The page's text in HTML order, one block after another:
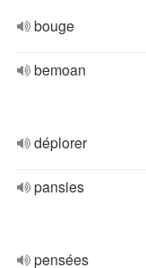
bouge
bemoan
déplorer
pansies
pensées